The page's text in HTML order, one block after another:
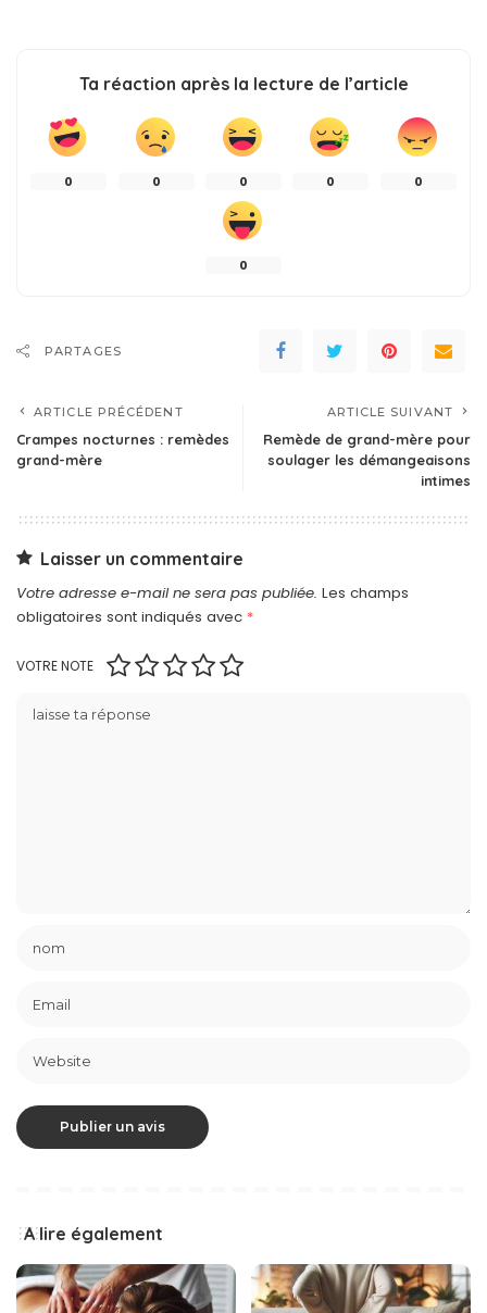
Ta réaction après la lecture de l’article
0 0 0 0 0
0
PARTAGES
ARTICLE PRÉCÉDENT
Crampes nocturnes : remèdes
grand-mère
ARTICLE SUIVANT
Remède de grand-mère pour
soulager les démangeaisons
intimes
Laisser un commentaire
Votre adresse e-mail ne sera pas publiée. Les champs
obligatoires sont indiqués avec *
VOTRE NOTE
A lire également